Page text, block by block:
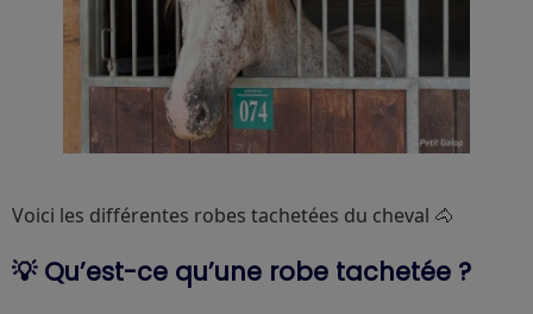
Voici les différentes robes tachetées du cheval 🐴
💡 Qu’est-ce qu’une robe tachetée ?